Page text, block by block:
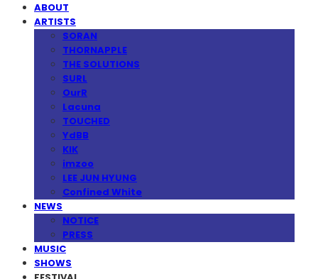
ABOUT
ARTISTS
SORAN
THORNAPPLE
THE SOLUTIONS
SURL
OurR
Lacuna
TOUCHED
YdBB
KIK
imzoo
LEE JUN HYUNG
Confined White
NEWS
NOTICE
PRESS
MUSIC
SHOWS